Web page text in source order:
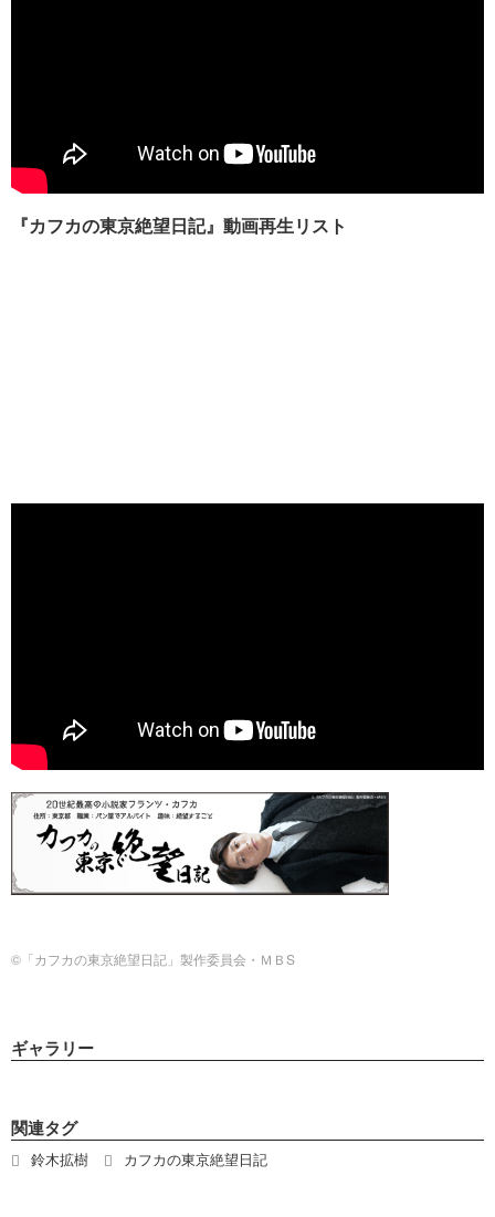
『カフカの東京絶望日記』動画再生リスト
©「カフカの東京絶望日記」製作委員会・ＭＢS
ギャラリー
関連タグ
鈴木拡樹 カフカの東京絶望日記